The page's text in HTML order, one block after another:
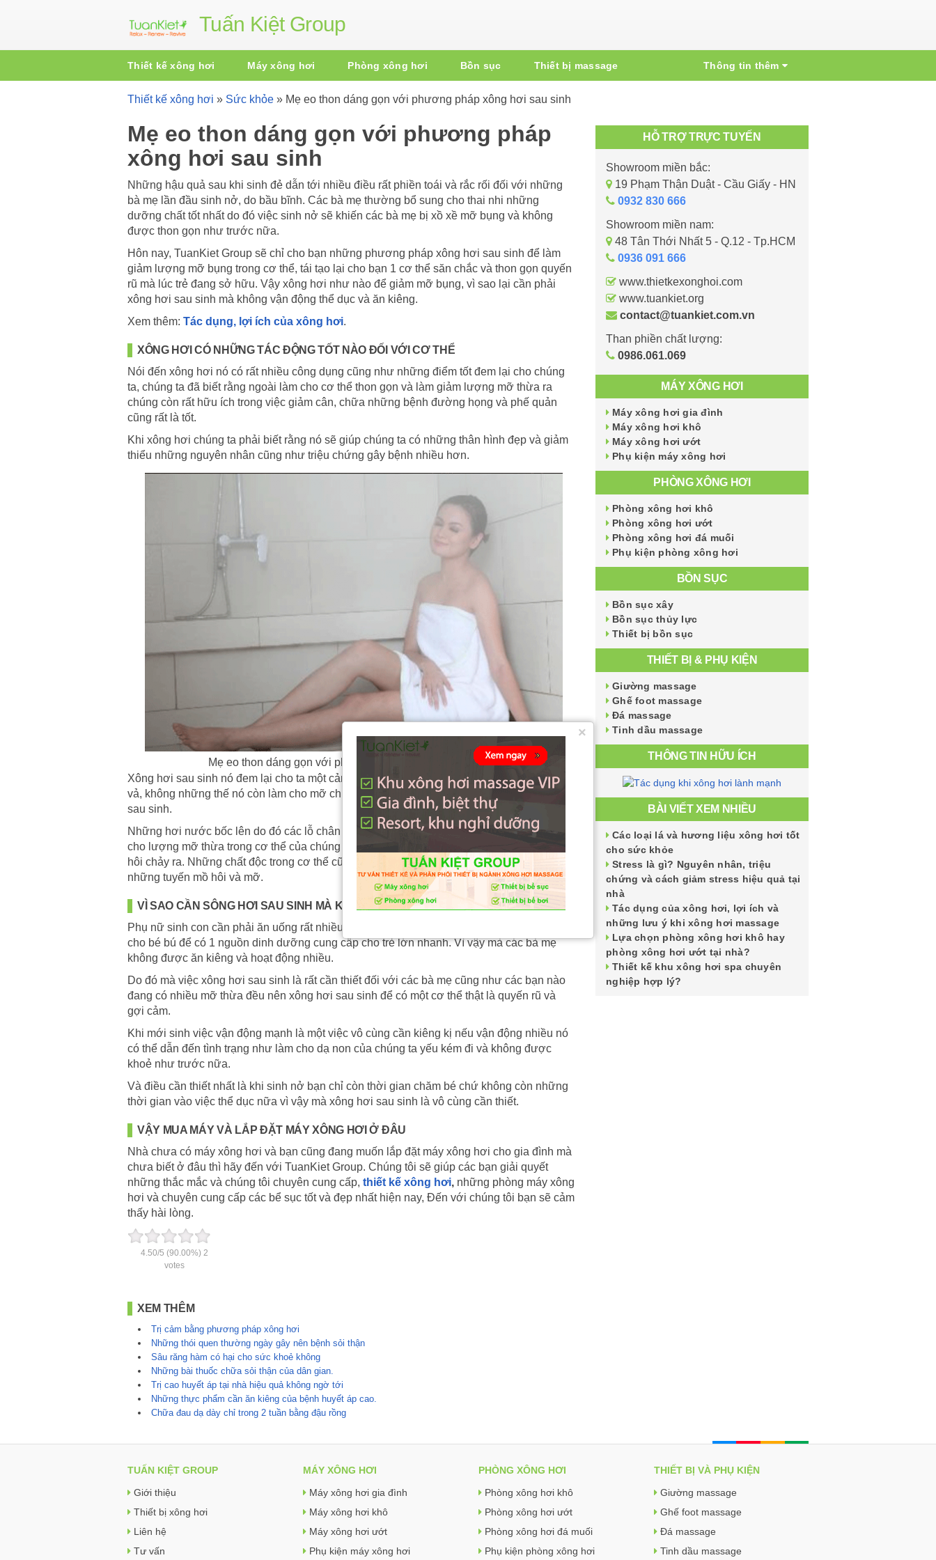
×
Tuấn Kiệt Group
Thiết kế xông hơi Máy xông hơi Phòng xông hơi Bồn sục Thiết bị massage Thông tin thêm
Thiết kế xông hơi » Sức khỏe » Mẹ eo thon dáng gọn với phương pháp xông hơi sau sinh
Mẹ eo thon dáng gọn với phương pháp
xông hơi sau sinh
Những hậu quả sau khi sinh đẻ dẫn tới nhiều điều rất phiền toái và rắc rối đối với những
bà mẹ lần đầu sinh nở, do bầu bĩnh. Các bà mẹ thường bổ sung cho thai nhi những
dưỡng chất tốt nhất do đó việc sinh nở sẽ khiến các bà mẹ bị xồ xề mỡ bụng và không
được thon gọn như trước nữa.
Hôn nay, TuanKiet Group sẽ chỉ cho bạn những phương pháp xông hơi sau sinh để làm
giảm lượng mỡ bụng trong cơ thể, tái tạo lại cho bạn 1 cơ thể săn chắc và thon gọn quyến
rũ mà lúc trẻ đang sở hữu. Vậy xông hơi như nào để giảm mỡ bụng, vì sao lại cần phải
xông hơi sau sinh mà không vận động thể dục và ăn kiêng.
Xem thêm: Tác dụng, lợi ích của xông hơi.
XÔNG HƠI CÓ NHỮNG TÁC ĐỘNG TỐT NÀO ĐỐI VỚI CƠ THỂ
Nói đến xông hơi nó có rất nhiều công dụng cũng như những điểm tốt đem lại cho chúng
ta, chúng ta đã biết rằng ngoài làm cho cơ thể thon gọn và làm giảm lượng mỡ thừa ra
chúng còn rất hữu ích trong việc giảm cân, chữa những bệnh đường họng và phế quản
cũng rất là tốt.
Khi xông hơi chúng ta phải biết rằng nó sẽ giúp chúng ta có những thân hình đẹp và giảm
thiểu những nguyên nhân cũng như triệu chứng gây bệnh nhiều hơn.
Mẹ eo thon dáng gọn với phương pháp xông hơi sau sinh
Xông hơi sau sinh nó đem lại cho ta một cảm giác khoan khoái sau mỗi ngày chăm con vất
vả, không những thế nó còn làm cho mỡ chúng ta tan chảy nhờ hơi nóng từ việc xông hơi
sau sinh.
Những hơi nước bốc lên do đó các lỗ chân lông cũng giãn nở theo, đi kèm với đó nó làm
cho lượng mỡ thừa trong cơ thể của chúng ta bị đốt nóng và tan chảy theo các tuyến mồ
hôi chảy ra. Những chất độc trong cơ thể cũng được đào thải ra khỏi cơ thể cùng với
những tuyến mồ hôi và mỡ.
VÌ SAO CẦN SÔNG HƠI SAU SINH MÀ KHÔNG VẬN ĐỘNG, KIÊNG ĂN
Phụ nữ sinh con cần phải ăn uống rất nhiều để có nhiều dưỡng chất bổ sung vào sữa để
cho bé bú để có 1 nguồn dinh dưỡng cung cấp cho trẻ lớn nhanh. Vì vậy mà các bà mẹ
không được ăn kiêng và hoạt động nhiều.
Do đó mà việc xông hơi sau sinh là rất cần thiết đối với các bà mẹ cũng như các bạn nào
đang có nhiều mỡ thừa đều nên xông hơi sau sinh để có một cơ thể thật là quyến rũ và
gợi cảm.
Khi mới sinh việc vận động mạnh là một việc vô cùng cần kiêng kị nếu vận động nhiều nó
có thể dẫn đến tình trạng như làm cho dạ non của chúng ta yếu kém đi và không được
khoẻ như trước nữa.
Và điều cần thiết nhất là khi sinh nở bạn chỉ còn thời gian chăm bé chứ không còn những
thời gian vào việc thể dục nữa vì vậy mà xông hơi sau sinh là vô cùng cần thiết.
VẬY MUA MÁY VÀ LẮP ĐẶT MÁY XÔNG HƠI Ở ĐÂU
Nhà chưa có máy xông hơi và bạn cũng đang muốn lắp đặt máy xông hơi cho gia đình mà
chưa biết ở đâu thì hãy đến với TuanKiet Group. Chúng tôi sẽ giúp các bạn giải quyết
những thắc mắc và chúng tôi chuyên cung cấp, thiết kế xông hơi, những phòng máy xông
hơi và chuyên cung cấp các bể sục tốt và đẹp nhất hiện nay, Đến với chúng tôi bạn sẽ cảm
thấy hài lòng.
4.50/5 (90.00%) 2
votes
XEM THÊM
Trị cảm bằng phương pháp xông hơi
Những thói quen thường ngày gây nên bệnh sỏi thận
Sâu răng hàm có hại cho sức khoẻ không
Những bài thuốc chữa sỏi thận của dân gian.
Trị cao huyết áp tại nhà hiệu quả không ngờ tới
Những thực phẩm cần ăn kiêng của bệnh huyết áp cao.
Chữa đau dạ dày chỉ trong 2 tuần bằng đậu rồng
HỖ TRỢ TRỰC TUYẾN
Showroom miền bắc:
19 Phạm Thận Duật - Cầu Giấy - HN
0932 830 666
Showroom miền nam:
48 Tân Thới Nhất 5 - Q.12 - Tp.HCM
0936 091 666
www.thietkexonghoi.com
www.tuankiet.org
contact@tuankiet.com.vn
Than phiền chất lượng:
0986.061.069
MÁY XÔNG HƠI
Máy xông hơi gia đình
Máy xông hơi khô
Máy xông hơi ướt
Phụ kiện máy xông hơi
PHÒNG XÔNG HƠI
Phòng xông hơi khô
Phòng xông hơi ướt
Phòng xông hơi đá muối
Phụ kiện phòng xông hơi
BỒN SỤC
Bồn sục xây
Bồn sục thủy lực
Thiết bị bồn sục
THIẾT BỊ & PHỤ KIỆN
Giường massage
Ghế foot massage
Đá massage
Tinh dầu massage
THÔNG TIN HỮU ÍCH
BÀI VIẾT XEM NHIỀU
Các loại lá và hương liệu xông hơi tốt
cho sức khỏe
Stress là gì? Nguyên nhân, triệu
chứng và cách giảm stress hiệu quả tại
nhà
Tác dụng của xông hơi, lợi ích và
những lưu ý khi xông hơi massage
Lựa chọn phòng xông hơi khô hay
phòng xông hơi ướt tại nhà?
Thiết kế khu xông hơi spa chuyên
nghiệp hợp lý?
TUẤN KIỆT GROUP
Giới thiệu
Thiết bị xông hơi
Liên hệ
Tư vấn
MÁY XÔNG HƠI
Máy xông hơi gia đình
Máy xông hơi khô
Máy xông hơi ướt
Phụ kiện máy xông hơi
PHÒNG XÔNG HƠI
Phòng xông hơi khô
Phòng xông hơi ướt
Phòng xông hơi đá muối
Phụ kiện phòng xông hơi
THIẾT BỊ VÀ PHỤ KIỆN
Giường massage
Ghế foot massage
Đá massage
Tinh dầu massage